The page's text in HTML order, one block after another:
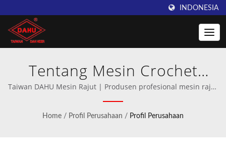
INDONESIA
Tentang Mesin Crochet
DAHU | Taiwan DAHU:
Keunggulan dalam
Taiwan DAHU Mesin Rajut | Produsen profesional mesin rajut
dan mesin tenun warp.
Home / Profil Perusahaan / Profil Perusahaan